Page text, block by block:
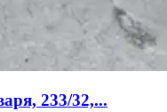
233/32,...